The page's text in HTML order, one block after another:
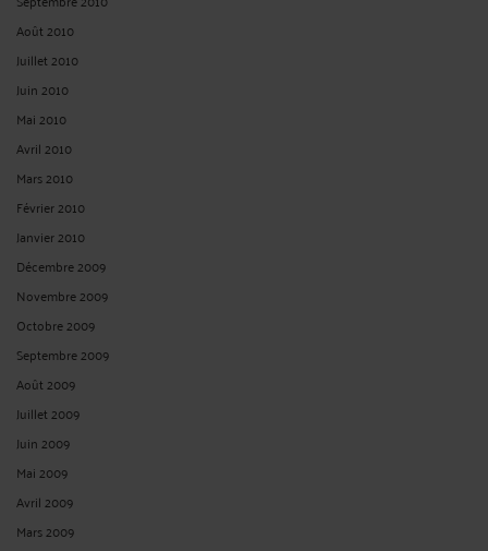
Avril 2022
Mars 2022
Février 2022
Janvier 2022
Décembre 2021
Novembre 2021
Octobre 2021
Septembre 2021
Août 2021
Juillet 2021
Juin 2021
Mai 2021
Avril 2021
Mars 2021
Février 2021
Janvier 2021
Décembre 2020
Novembre 2020
Octobre 2020